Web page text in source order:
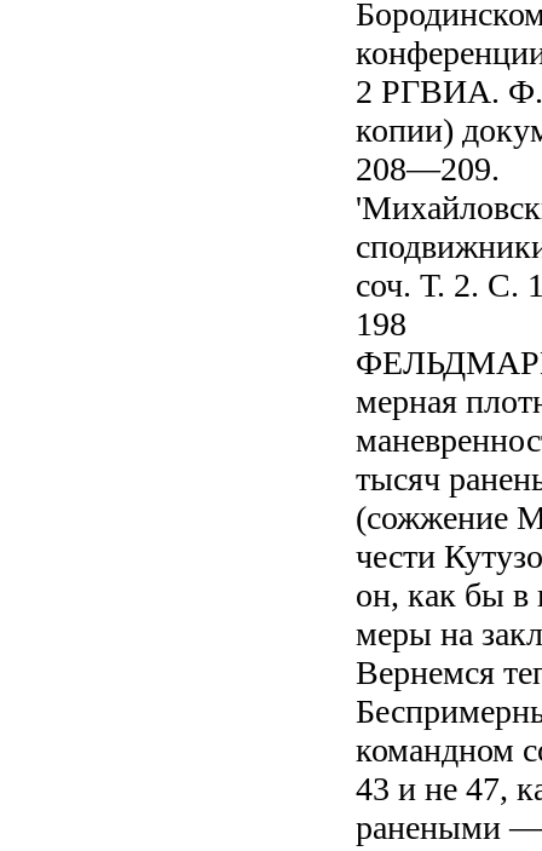
2 РГВИА. Ф.
копии)
208—209.
соч. Т. 2. С.
198
мерная
тысяч
(сожжение
чести
он, как бы в
меры на
Вернемся
командном
43 и не 47,
ранеными —